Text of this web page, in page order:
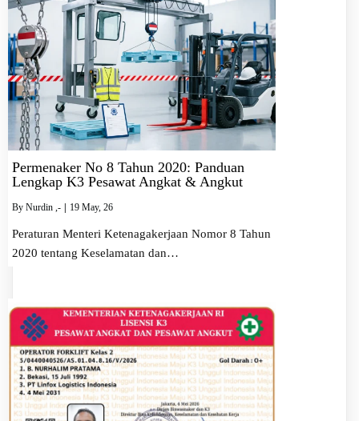
Permenaker No 8 Tahun 2020: Panduan
Lengkap K3 Pesawat Angkat & Angkut
By Nurdin ,- 19 May, 26
Peraturan Menteri Ketenagakerjaan Nomor 8 Tahun
2020 tentang Keselamatan dan…